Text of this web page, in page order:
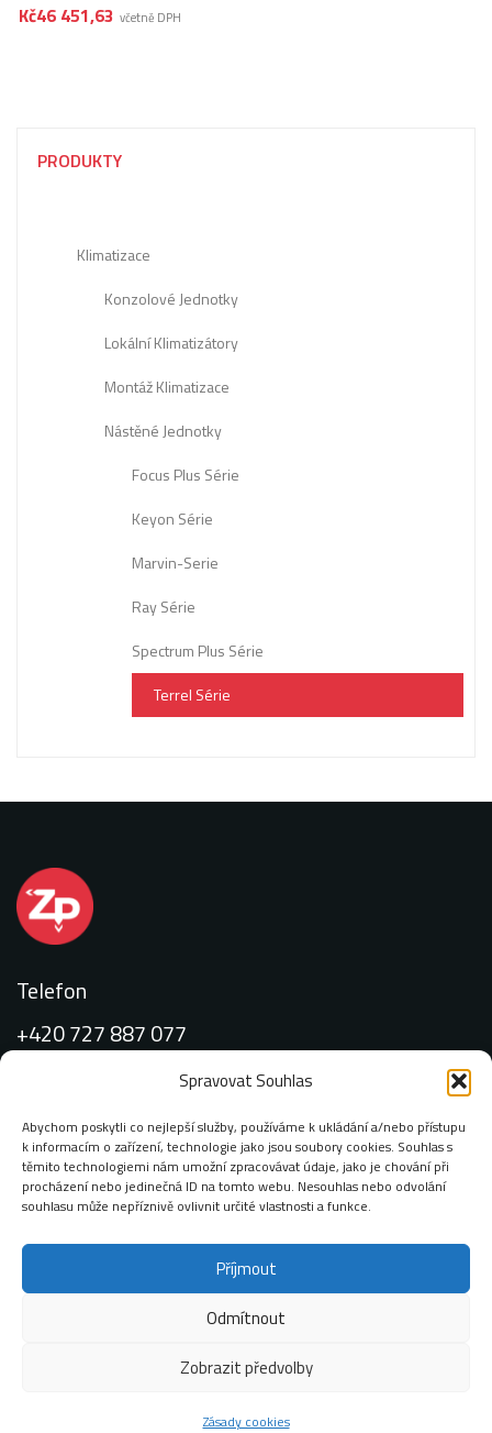
Spravovat Souhlas
Abychom poskytli co nejlepší služby, používáme k ukládání a/nebo přístupu
k informacím o zařízení, technologie jako jsou soubory cookies. Souhlas s
těmito technologiemi nám umožní zpracovávat údaje, jako je chování při
procházení nebo jedinečná ID na tomto webu. Nesouhlas nebo odvolání
souhlasu může nepříznivě ovlivnit určité vlastnosti a funkce.
Příjmout
Odmítnout
Zobrazit předvolby
Zásady cookies
Kč46 451,63 včetně DPH
PRODUKTY
Klimatizace
Konzolové Jednotky
Lokální Klimatizátory
Montáž Klimatizace
Nástěné Jednotky
Focus Plus Série
Keyon Série
Marvin-Serie
Ray Série
Spectrum Plus Série
Terrel Série
Telefon
+420 727 887 077
Email:
info@zimop.cz
Chodovská 228/3 141 00 Praha 4 – Michle